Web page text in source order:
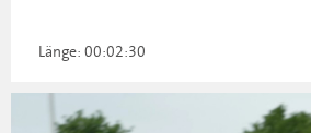
Länge: 00:02:30